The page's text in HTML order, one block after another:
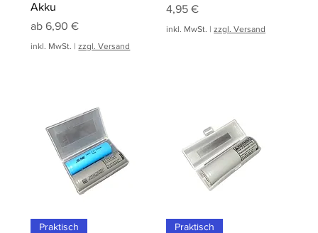
Akku
ab6,90 €
Sale-Preis
inkl. MwSt. |zzgl. Versand
Preis
4,95 €
inkl. MwSt. | zzgl. Versand
Praktisch Praktisch